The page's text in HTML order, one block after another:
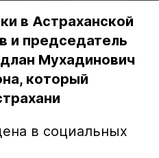
в Астраханской
и председатель
Мухадинович
который
в социальных